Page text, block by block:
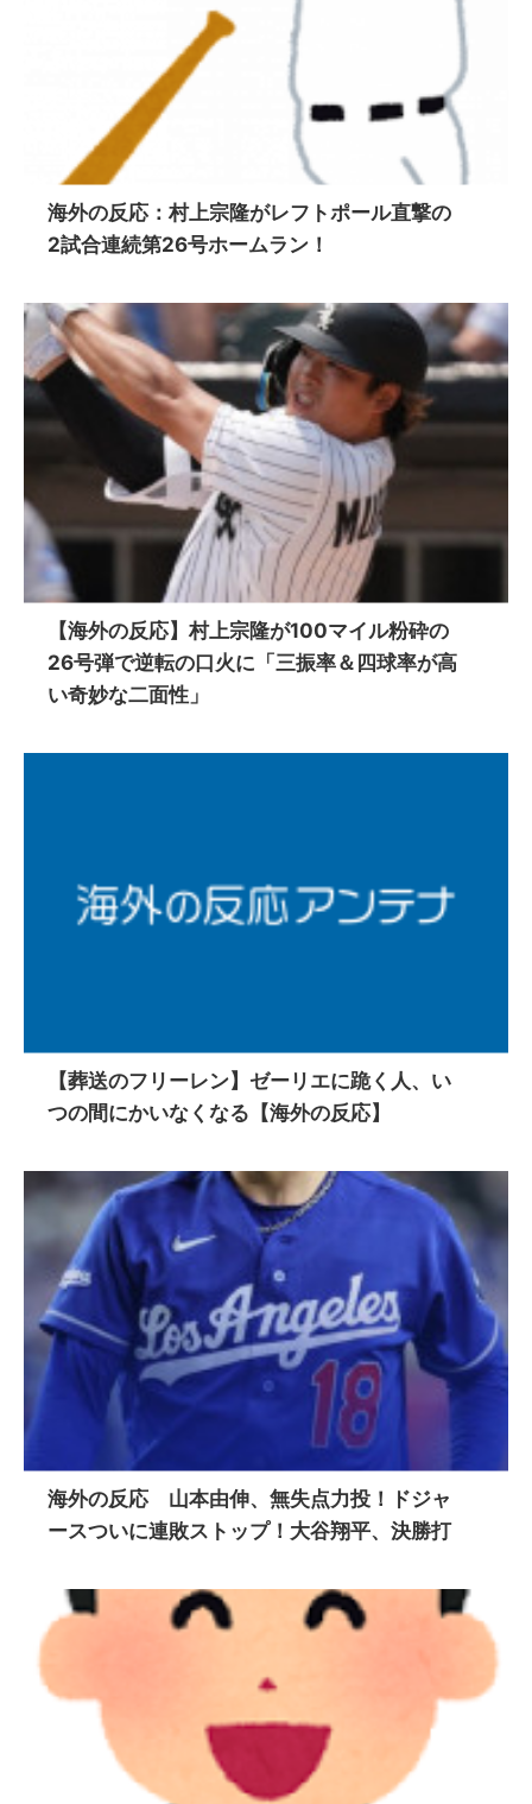
海外の反応：村上宗隆がレフトポール直撃の
2試合連続第26号ホームラン！
【海外の反応】村上宗隆が100マイル粉砕の
26号弾で逆転の口火に「三振率＆四球率が高
い奇妙な二面性」
【葬送のフリーレン】ゼーリエに跪く人、い
つの間にかいなくなる【海外の反応】
海外の反応 山本由伸、無失点力投！ドジャ
ースついに連敗ストップ！大谷翔平、決勝打